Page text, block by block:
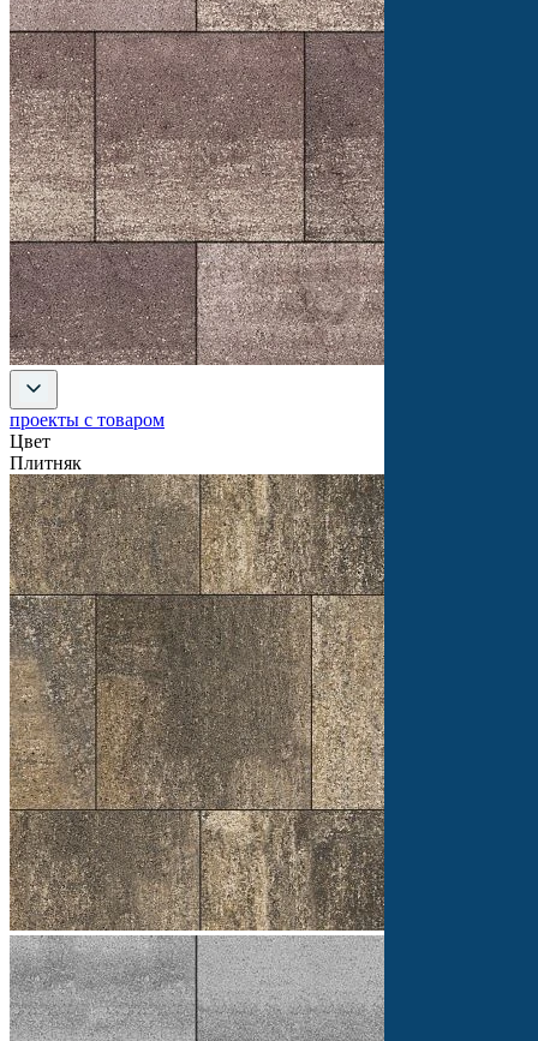
проекты с товаром
Цвет
Плитняк